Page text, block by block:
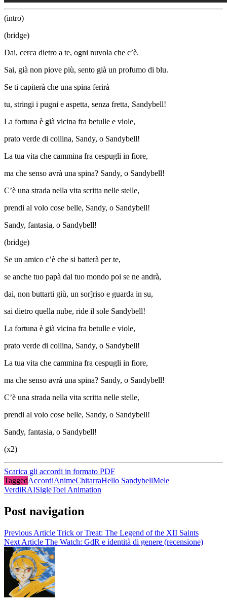
(intro)
(bridge)
Dai, cerca dietro a te, ogni nuvola che c’è.
Sai, già non piove più, sento già un profumo di blu.
Se ti capiterà che una spina ferirà
tu, stringi i pugni e aspetta, senza fretta, Sandybell!
La fortuna è già vicina fra betulle e viole,
prato verde di collina, Sandy, o Sandybell!
La tua vita che cammina fra cespugli in fiore,
ma che senso avrà una spina? Sandy, o Sandybell!
C’è una strada nella vita scritta nelle stelle,
prendi al volo cose belle, Sandy, o Sandybell!
Sandy, fantasia, o Sandybell!
(bridge)
Se un amico c’è che si batterà perte,
se anche tuo papà dal tuo mondo poi se ne andrà,
dai, non buttarti giù, un sor]riso e guarda in su,
sai dietro quella nube, ride il sole Sandybell!
La fortuna è già vicina fra betulle e viole,
prato verde di collina, Sandy, o Sandybell!
La tua vita che cammina fra cespugli in fiore,
ma che senso avrà una spina? Sandy, o Sandybell!
C’è una strada nella vita scritta nelle stelle,
prendi al volo cose belle, Sandy, o Sandybell!
Sandy, fantasia, o Sandybell!
(x2)
Scarica gli accordi in formato PDF
TaggedAccordiAnimeChitarraHello SandybellMele
VerdiRAISigleToei Animation
Post navigation
Previous Article Trick or Treat: The Legend of the XII Saints
Next Article The Watch: GdR e identità di genere (recensione)